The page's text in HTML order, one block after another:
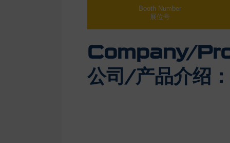
Booth Number
展位号
Company/
公司/产品介绍：